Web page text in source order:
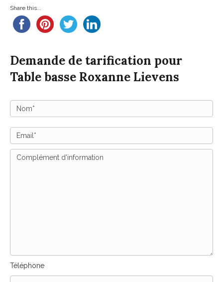
Share this...
Demande de tarification pour
Table basse Roxanne Lievens
Téléphone